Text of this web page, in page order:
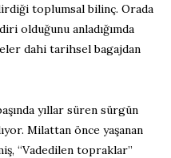
toplumsal bilinç. Orada
olduğunu anladığımda
dahi tarihsel bagajdan
yıllar süren sürgün
Milattan önce yaşanan
“Vadedilen topraklar”